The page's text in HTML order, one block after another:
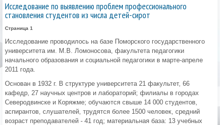
Исследование по выявлению проблем профессионального
становления студентов из числа детей-сирот
Страница 1
Исследование проводилось на базе Поморского государственного
университета им. М.В. Ломоносова, факультета педагогики
начального образования и социальной педагогики в марте-апреле
2011 года.
Основан в 1932 г. В структуре университета 21 факультет, 66
кафедр, 27 научных центров и лабораторий; филиалы в городах
Северодвинске и Коряжме; обучаются свыше 14 000 студентов,
аспирантов, слушателей, трудятся более 1500 человек, средний
возраст преподавателей - 41 год; материальная база: 13 учебных